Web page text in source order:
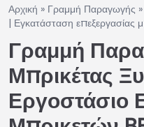
Αρχική » Γραμμή Παραγωγής »
| Εγκατάσταση επεξεργασίας
Γραμμή
Μπρικέτας
Εργοστάσιο